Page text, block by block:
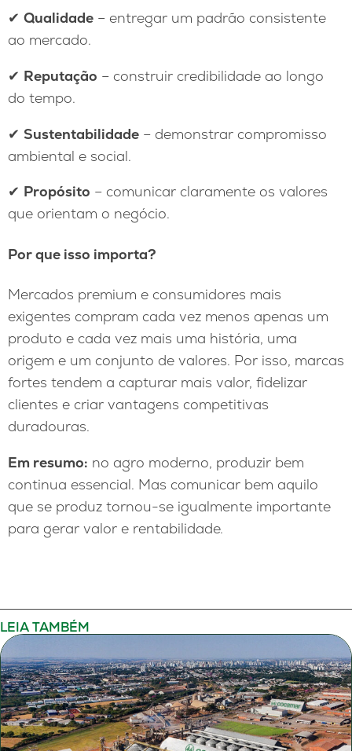
✔ Qualidade – entregar um padrão consistente
ao mercado.
✔ Reputação – construir credibilidade ao longo
do tempo.
✔ Sustentabilidade – demonstrar compromisso
ambiental e social.
✔ Propósito – comunicar claramente os valores
que orientam o negócio.
Por que isso importa?
Mercados premium e consumidores mais
exigentes compram cada vez menos apenas um
produto e cada vez mais uma história, uma
origem e um conjunto de valores. Por isso, marcas
fortes tendem a capturar mais valor, fidelizar
clientes e criar vantagens competitivas
duradouras.
Em resumo: no agro moderno, produzir bem
continua essencial. Mas comunicar bem aquilo
que se produz tornou-se igualmente importante
para gerar valor e rentabilidade.
LEIA TAMBÉM